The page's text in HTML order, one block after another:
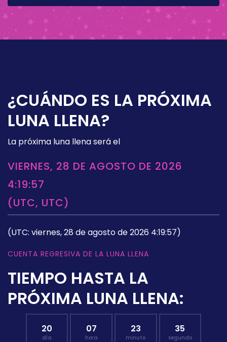
¿CUÁNDO ES LA PRÓXIMA
LUNA LLENA?
La próxima luna llena será el
VIERNES, 28 DE AGOSTO DE 2026
4:19:57
(UTC, UTC)
(UTC: viernes, 28 de agosto de 2026 4:19:57)
CUENTA REGRESIVA DE LA LUNA LLENA
TIEMPO HASTA LA
PRÓXIMA LUNA LLENA:
20
día
07
hora
23
minuto
34
segundo